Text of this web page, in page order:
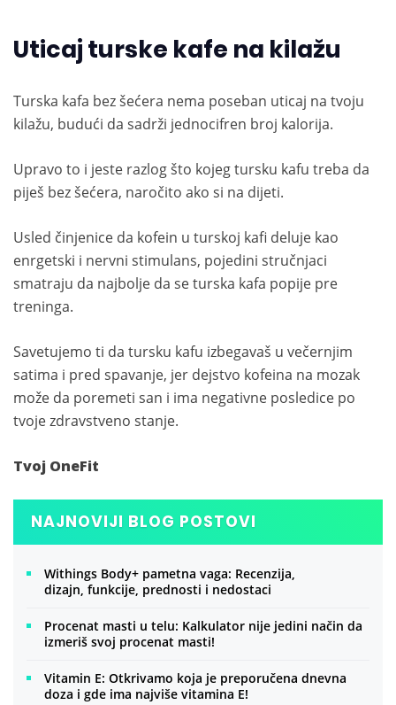
Uticaj turske kafe na kilažu
Turska kafa bez šećera nema poseban uticaj na tvoju
kilažu, budući da sadrži jednocifren broj kalorija.
Upravo to i jeste razlog što kojeg tursku kafu treba da
piješ bez šećera, naročito ako si na dijeti.
Usled činjenice da kofein u turskoj kafi deluje kao
enrgetski i nervni stimulans, pojedini stručnjaci
smatraju da najbolje da se turska kafa popije pre
treninga.
Savetujemo ti da tursku kafu izbegavaš u večernjim
satima i pred spavanje, jer dejstvo kofeina na mozak
može da poremeti san i ima negativne posledice po
tvoje zdravstveno stanje.
Tvoj OneFit
NAJNOVIJI BLOG POSTOVI
Withings Body+ pametna vaga: Recenzija,
dizajn, funkcije, prednosti i nedostaci
Procenat masti u telu: Kalkulator nije jedini način da
izmeriš svoj procenat masti!
Vitamin E: Otkrivamo koja je preporučena dnevna
doza i gde ima najviše vitamina E!